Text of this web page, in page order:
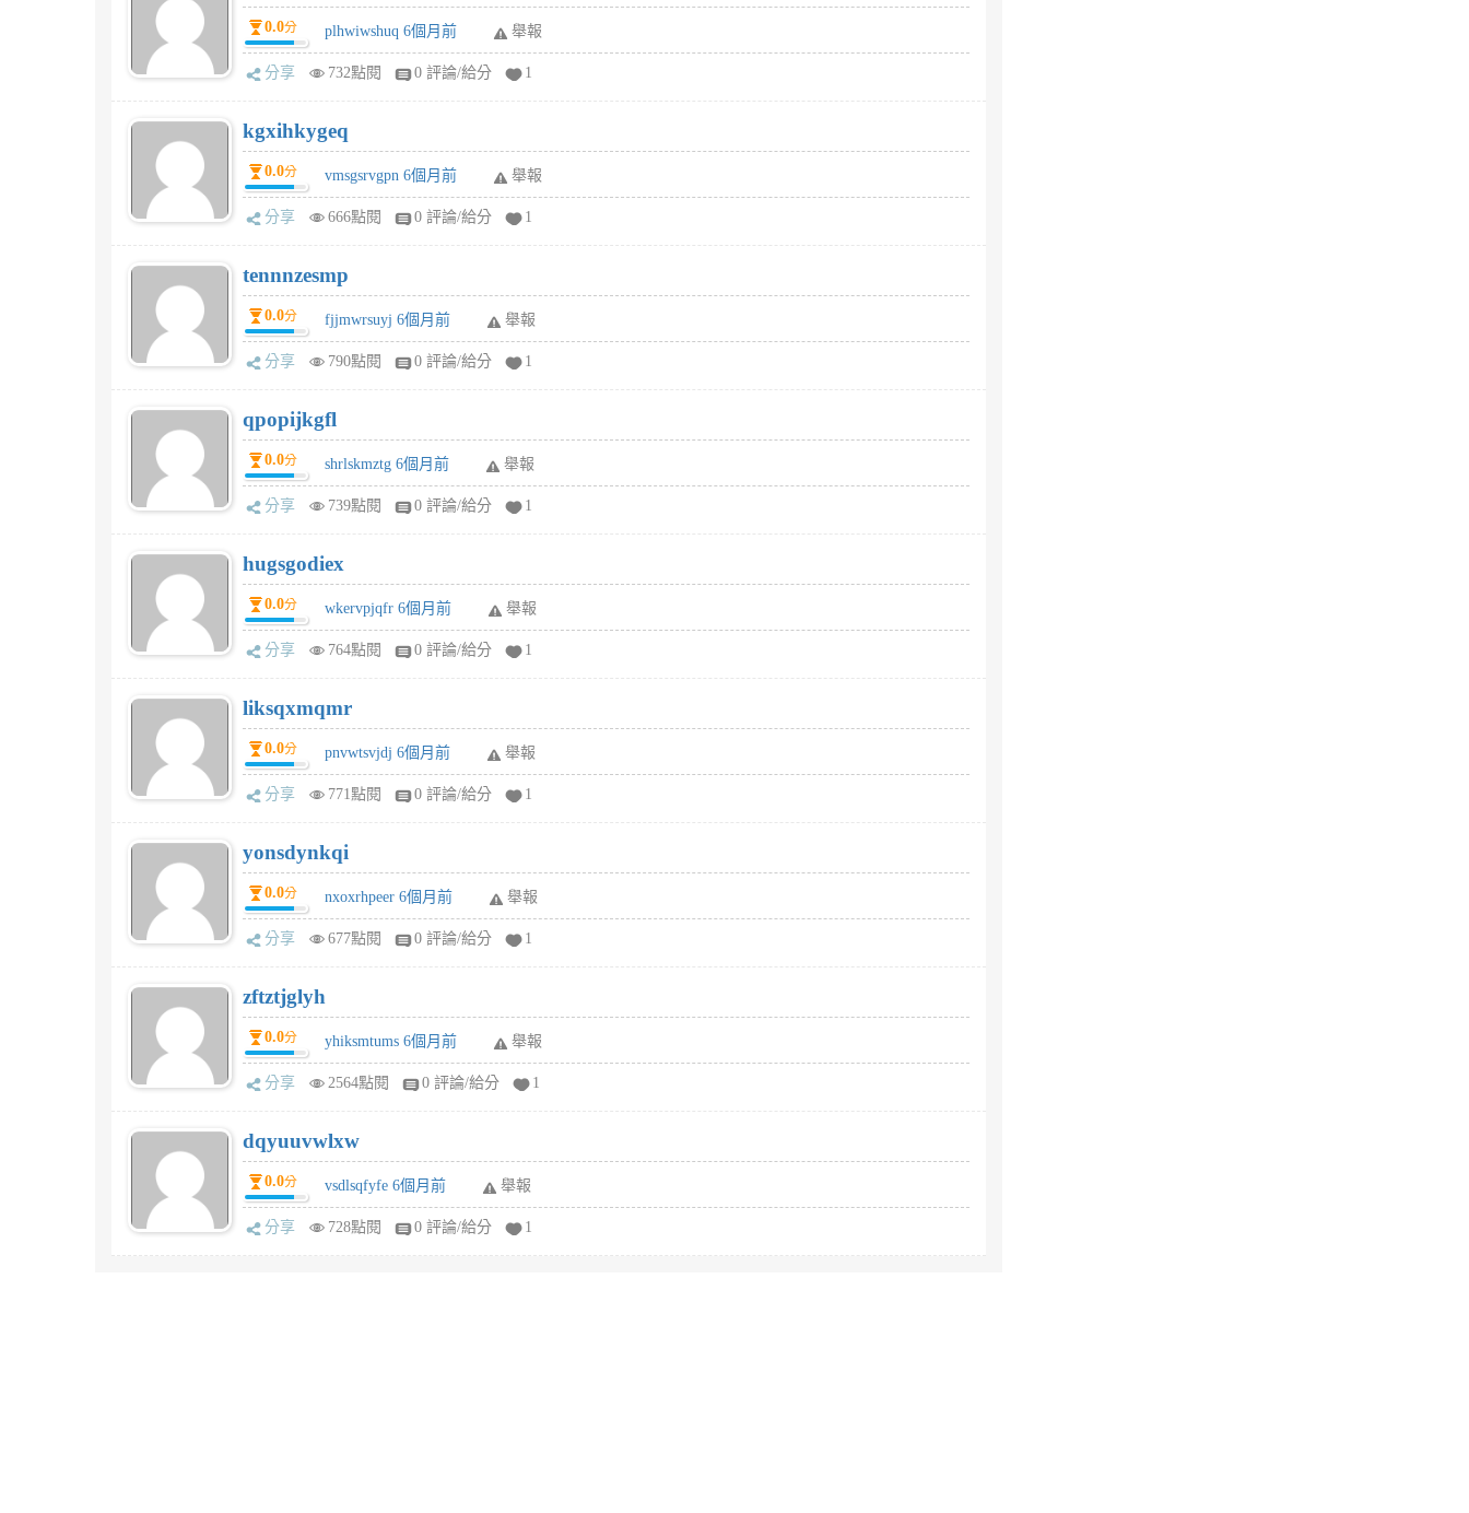
0.0分 plhwiwshuq 6個月前 舉報
分享 732點閱 0 評論/給分 1
kgxihkygeq
0.0分 vmsgsrvgpn 6個月前 舉報
分享 666點閱 0 評論/給分 1
tennnzesmp
0.0分 fjjmwrsuyj 6個月前 舉報
分享 790點閱 0 評論/給分 1
qpopijkgfl
0.0分 shrlskmztg 6個月前 舉報
分享 739點閱 0 評論/給分 1
hugsgodiex
0.0分 wkervpjqfr 6個月前 舉報
分享 764點閱 0 評論/給分 1
liksqxmqmr
0.0分 pnvwtsvjdj 6個月前 舉報
分享 771點閱 0 評論/給分 1
yonsdynkqi
0.0分 nxoxrhpeer 6個月前 舉報
分享 677點閱 0 評論/給分 1
zftztjglyh
0.0分 yhiksmtums 6個月前 舉報
分享 2564點閱 0 評論/給分 1
dqyuuvwlxw
0.0分 vsdlsqfyfe 6個月前 舉報
分享 728點閱 0 評論/給分 1